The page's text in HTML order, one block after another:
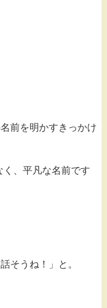
前を明かすきっかけ
、平凡な名前です
そうね！」と。